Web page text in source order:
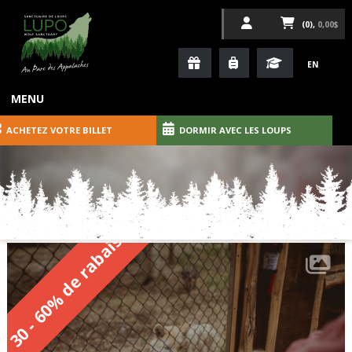
(0), 0,00$
EN
MENU
ACHETEZ VOTRE BILLET DORMIR AVEC LES LOUPS
30 - 60% de rabais